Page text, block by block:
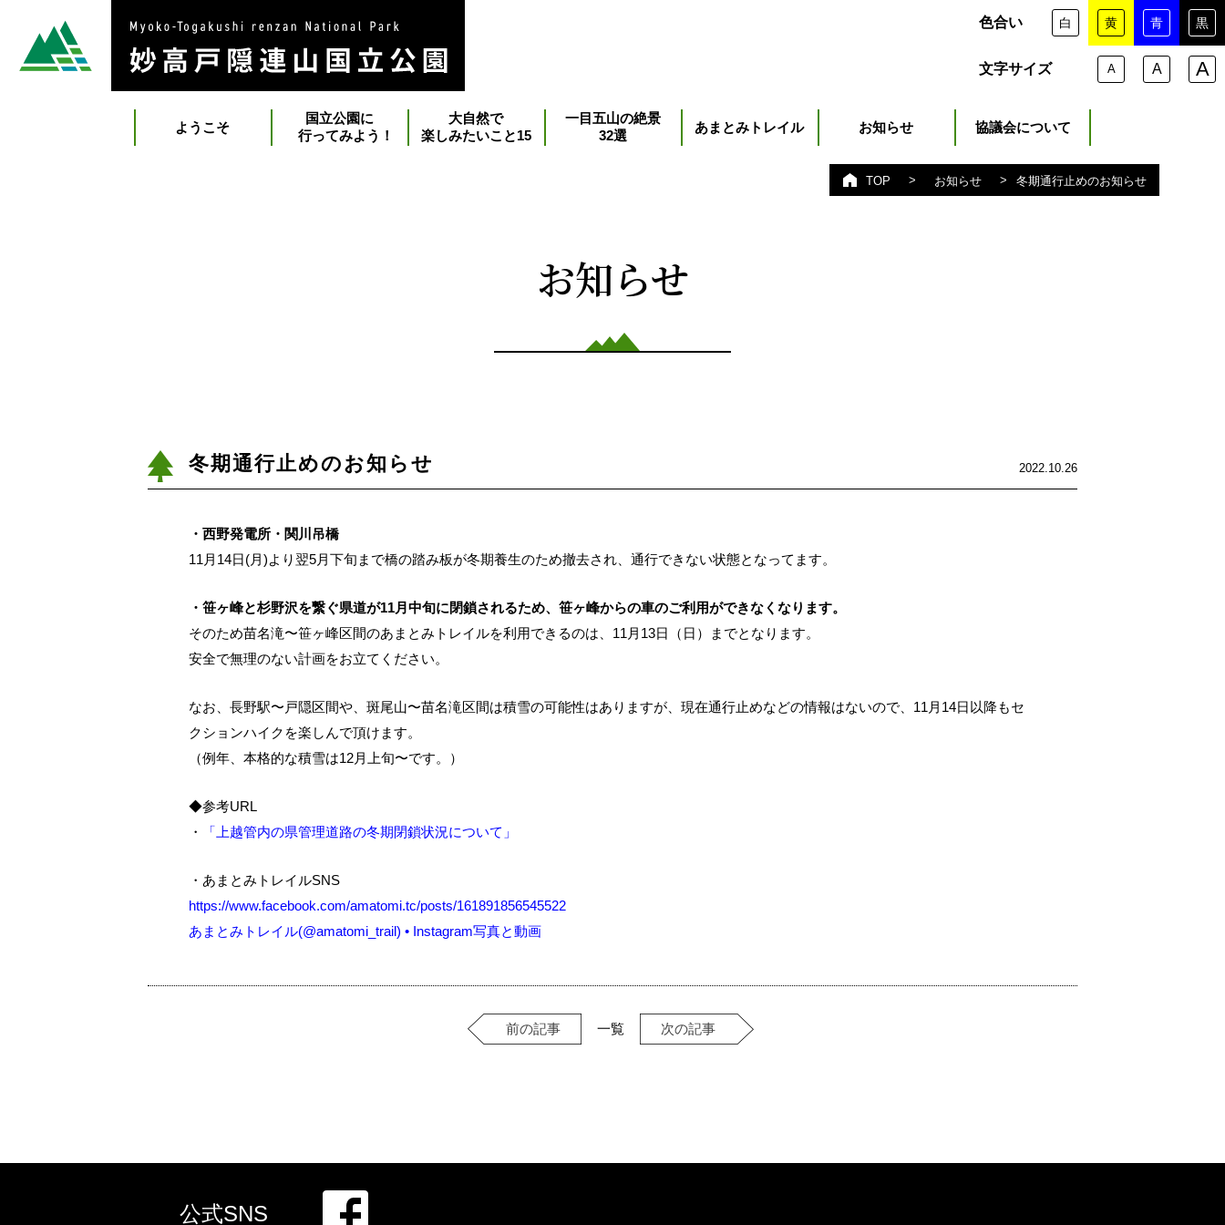
色合い 白 黄 青 黒
文字サイズ A A A
ようこそ
国立公園に
行ってみよう！
大自然で
楽しみたいこと15
一目五山の絶景
32選
あまとみトレイル お知らせ 協議会について
TOP > お知らせ > 冬期通行止めのお知らせ
お知らせ
冬期通行止めのお知らせ 2022.10.26
・西野発電所・関川吊橋
11月14日(月)より翌5月下旬まで橋の踏み板が冬期養生のため撤去され、通行できない状態となってます。
・笹ヶ峰と杉野沢を繋ぐ県道が11月中旬に閉鎖されるため、笹ヶ峰からの車のご利用ができなくなります。
そのため苗名滝〜笹ヶ峰区間のあまとみトレイルを利用できるのは、11月13日（日）までとなります。
安全で無理のない計画をお立てください。
なお、長野駅〜戸隠区間や、斑尾山〜苗名滝区間は積雪の可能性はありますが、現在通行止めなどの情報はないので、11月14日以降もセ
クションハイクを楽しんで頂けます。
（例年、本格的な積雪は12月上旬〜です。）
◆参考URL
・
「上越管内の県管理道路の冬期閉鎖状況について」
・あまとみトレイルSNS
https://www.facebook.com/amatomi.tc/posts/161891856545522
あまとみトレイル(@amatomi_trail) • Instagram写真と動画
前の記事 一覧 次の記事
公式SNS